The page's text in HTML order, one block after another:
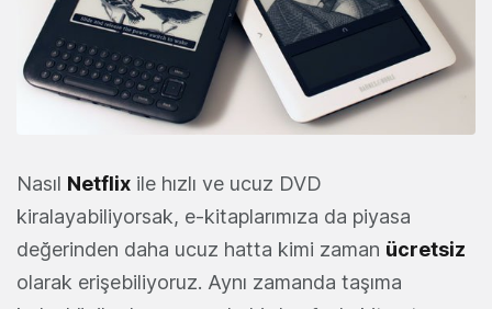
Nasıl Netflix ile hızlı ve ucuz DVD
kiralayabiliyorsak, e-kitaplarımıza da piyasa
değerinden daha ucuz hatta kimi zaman ücretsiz
olarak erişebiliyoruz. Aynı zamanda taşıma